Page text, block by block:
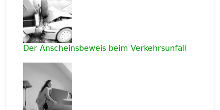
Der Anscheinsbeweis beim Verkehrsunfall